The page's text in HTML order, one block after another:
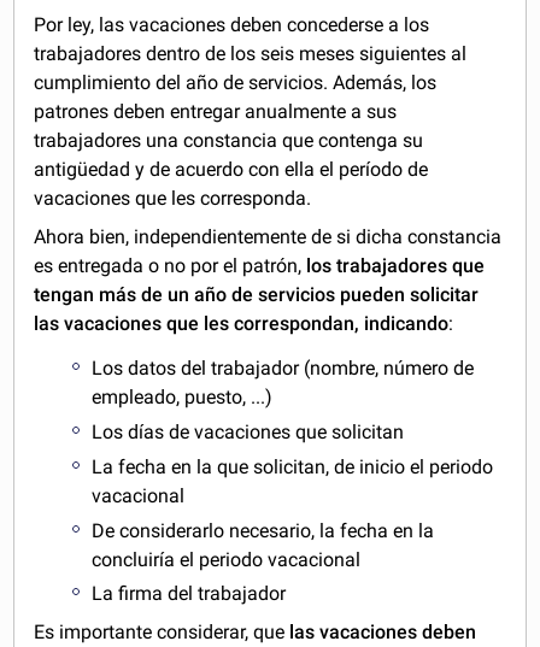
Por ley, las vacaciones deben concederse a los
trabajadores dentro de los seis meses siguientes al
cumplimiento del año de servicios. Además, los
patrones deben entregar anualmente a sus
trabajadores una constancia que contenga su
antigüedad y de acuerdo con ella el período de
vacaciones que les corresponda.
Ahora bien, independientemente de si dicha constancia
es entregada o no por el patrón, los trabajadores que
tengan más de un año de servicios pueden solicitar
las vacaciones que les correspondan, indicando:
Los datos del trabajador (nombre, número de
empleado, puesto, ...)
Los días de vacaciones que solicitan
La fecha en la que solicitan, de inicio el periodo
vacacional
De considerarlo necesario, la fecha en la
concluiría el periodo vacacional
La firma del trabajador
Es importante considerar, que las vacaciones deben